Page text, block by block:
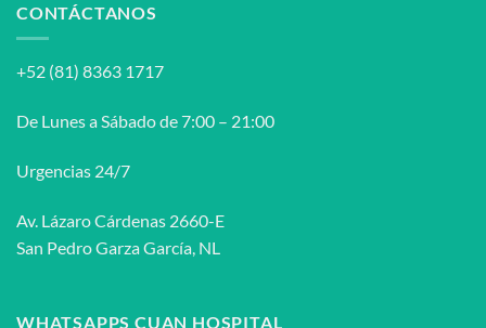
femenino?
CONTÁCTANOS
+52 (81) 8363 1717
De Lunes a Sábado de 7:00 – 21:00
Urgencias 24/7
Av. Lázaro Cárdenas 2660-E
San Pedro Garza García, NL
WHATSAPPS CUAN HOSPITAL